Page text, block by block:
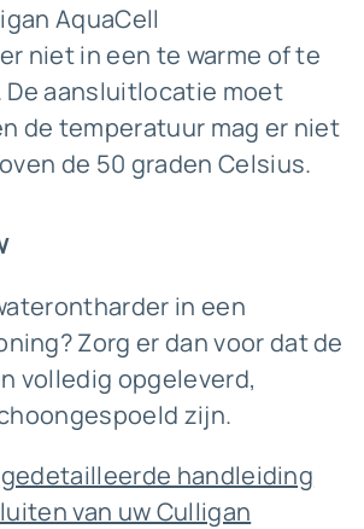
AquaCell
niet in een te warme of te
De aansluitlocatie moet
de temperatuur mag er niet
de 50 graden Celsius.
in een
Zorg er dan voor dat de
volledig opgeleverd,
zijn.
handleiding
van uw Culligan